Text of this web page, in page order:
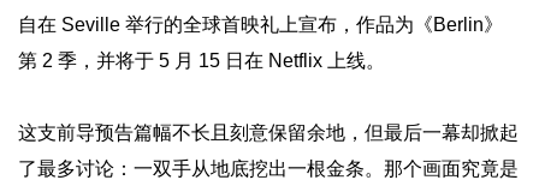
自在 Seville 举行的全球首映礼上宣布，作品为《Berlin》
第 2 季，并将于 5 月 15 日在 Netflix 上线。
这支前导预告篇幅不长且刻意保留余地，但最后一幕却掀起
了最多讨论：一双手从地底挖出一根金条。那个画面究竟是